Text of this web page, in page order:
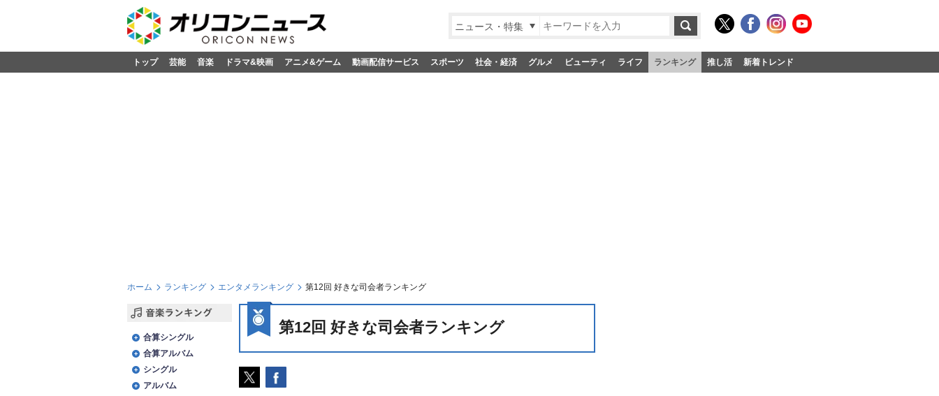
ニュース・特集
トップ 芸能 音楽 ドラマ&映画 アニメ&ゲーム 動画配信サービス スポーツ 社会・経済 グルメ ビューティ ライフ ランキング 推し活 新着トレンド
ホーム ランキング エンタメランキング 第12回 好きな司会者ランキング
第12回 好きな司会者ランキング
合算シングル
合算アルバム
シングル
アルバム